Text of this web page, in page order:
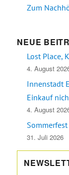
Zum
NEUE
Lost Place,
4. August
Innenstadt
Einkauf
4. August
31. Juli 2026